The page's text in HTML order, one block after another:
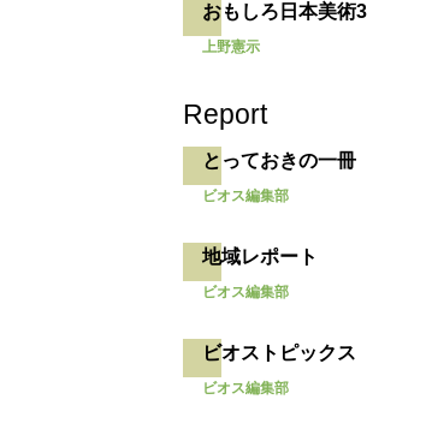
おもしろ日本美術3
上野憲示
Report
とっておきの一冊
ビオス編集部
地域レポート
ビオス編集部
ビオストピックス
ビオス編集部